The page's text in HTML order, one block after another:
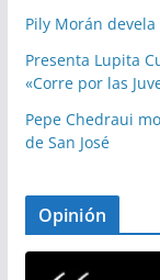
Pily Morán
Presenta Lupita
«Corre por las
Pepe Chedraui
de San José
Opinión